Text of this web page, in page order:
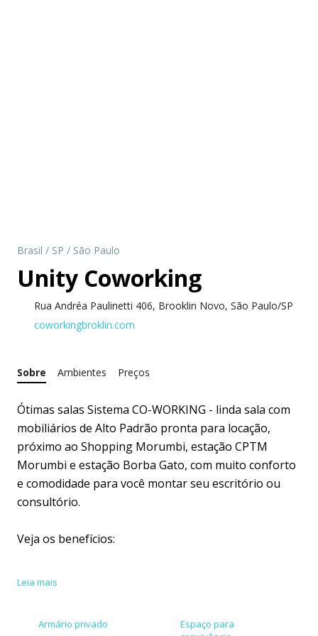
Brasil / SP / São Paulo
Unity Coworking
Rua Andréa Paulinetti 406, Brooklin Novo, São Paulo/SP
coworkingbroklin.com
Sobre Ambientes Preços
Ótimas salas Sistema CO-WORKING - linda sala com
mobiliários de Alto Padrão pronta para locação,
próximo ao Shopping Morumbi, estação CPTM
Morumbi e estação Borba Gato, com muito conforto
e comodidade para você montar seu escritório ou
consultório.
Veja os benefícios:
1 . Ambiente de uso comum
Leia mais
Armário privado
Espaço para